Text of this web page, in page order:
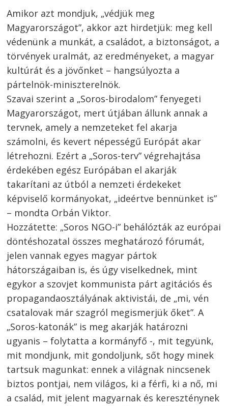
Amikor azt mondjuk, „védjük meg
Magyarországot”, akkor azt hirdetjük: meg kell
védenünk a munkát, a családot, a biztonságot, a
törvények uralmát, az eredményeket, a magyar
kultúrát és a jövőnket – hangsúlyozta a
pártelnök-miniszterelnök.
Szavai szerint a „Soros-birodalom” fenyegeti
Magyarországot, mert útjában állunk annak a
tervnek, amely a nemzeteket fel akarja
számolni, és kevert népességű Európát akar
létrehozni. Ezért a „Soros-terv” végrehajtása
érdekében egész Európában el akarják
takarítani az útból a nemzeti érdekeket
képviselő kormányokat, „ideértve bennünket is”
– mondta Orbán Viktor.
Hozzátette: „Soros NGO-i” behálózták az európai
döntéshozatal összes meghatározó fórumát,
jelen vannak egyes magyar pártok
hátországaiban is, és úgy viselkednek, mint
egykor a szovjet kommunista párt agitációs és
propagandaosztályának aktivistái, de „mi, vén
csatalovak már szagról megismerjük őket”. A
„Soros-katonák” is meg akarják határozni
ugyanis – folytatta a kormányfő -, mit tegyünk,
mit mondjunk, mit gondoljunk, sőt hogy minek
tartsuk magunkat: ennek a világnak nincsenek
biztos pontjai, nem világos, ki a férfi, ki a nő, mi
a család, mit jelent magyarnak és kereszténynek